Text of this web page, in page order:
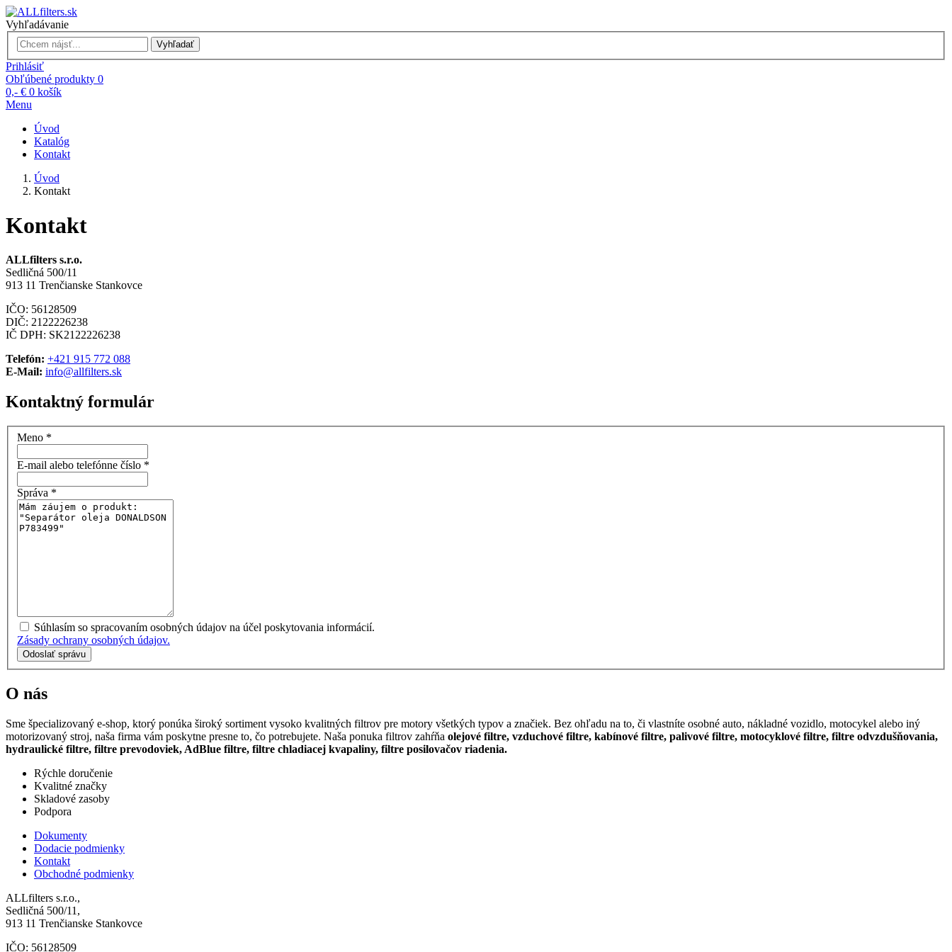
Vyhľadávanie
Vyhľadať
Prihlásiť
Obľúbené produkty 0
0,- € 0 košík
Menu
Úvod
Katalóg
Kontakt
Úvod
Kontakt
Kontakt
ALLfilters s.r.o.
Sedličná 500/11
913 11 Trenčianske Stankovce
IČO: 56128509
DIČ: 2122226238
IČ DPH: SK2122226238
Telefón: +421 915 772 088
E-Mail: info@allfilters.sk
Kontaktný formulár
Meno *
E-mail alebo telefónne číslo *
Správa *
Súhlasím so spracovaním osobných údajov na účel poskytovania informácií.
Zásady ochrany osobných údajov.
Odoslať správu
O nás
Sme špecializovaný e-shop, ktorý ponúka široký sortiment vysoko kvalitných filtrov pre motory všetkých typov a značiek. Bez ohľadu na to, či vlastníte osobné auto, nákladné vozidlo, motocykel alebo iný
motorizovaný stroj, naša firma vám poskytne presne to, čo potrebujete. Naša ponuka filtrov zahŕňa olejové filtre, vzduchové filtre, kabínové filtre, palivové filtre, motocyklové filtre, filtre odvzdušňovania,
hydraulické filtre, filtre prevodoviek, AdBlue filtre, filtre chladiacej kvapaliny, filtre posilovačov riadenia.
Rýchle doručenie
Kvalitné značky
Skladové zasoby
Podpora
Dokumenty
Dodacie podmienky
Kontakt
Obchodné podmienky
ALLfilters s.r.o.,
Sedličná 500/11,
913 11 Trenčianske Stankovce
IČO: 56128509